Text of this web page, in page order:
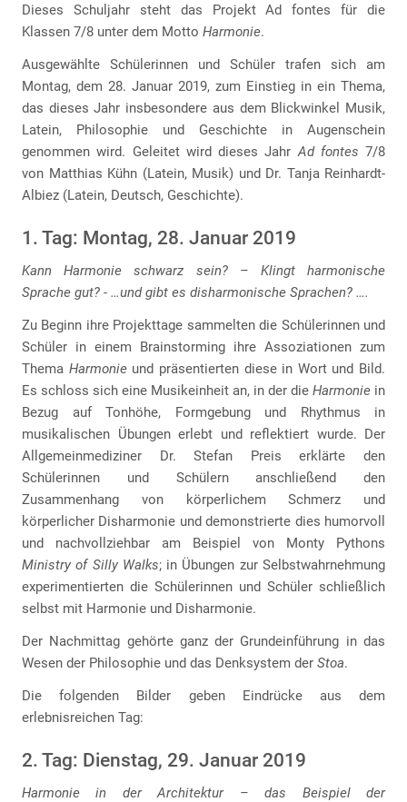
Dieses Schuljahr steht das Projekt Ad fontes für die
Klassen 7/8 unter dem Motto Harmonie.
Ausgewählte Schülerinnen und Schüler trafen sich am
Montag, dem 28. Januar 2019, zum Einstieg in ein Thema,
das dieses Jahr insbesondere aus dem Blickwinkel Musik,
Latein, Philosophie und Geschichte in Augenschein
genommen wird. Geleitet wird dieses JahrAd fontes 7/8
von Matthias Kühn (Latein, Musik) und Dr. Tanja Reinhardt-
Albiez (Latein, Deutsch, Geschichte).
1. Tag: Montag, 28. Januar 2019
Kann Harmonie schwarz sein? – Klingt harmonische
Sprache gut? - …und gibt es disharmonische Sprachen? ….
Zu Beginn ihre Projekttage sammelten die Schülerinnen und
Schüler in einem Brainstorming ihre Assoziationen zum
Thema Harmonieund präsentierten diese in Wort und Bild.
Es schloss sich eine Musikeinheit an, in der die Harmonie in
Bezug auf Tonhöhe, Formgebung und Rhythmus in
musikalischen Übungen erlebt und reflektiert wurde. Der
Allgemeinmediziner Dr. Stefan Preis erklärte den
Schülerinnen und Schülern anschließend den
Zusammenhang von körperlichem Schmerz und
körperlicher Disharmonie und demonstrierte dies humorvoll
und nachvollziehbar am Beispiel von Monty Pythons
Ministry of Silly Walks; in Übungen zur Selbstwahrnehmung
experimentierten die Schülerinnen und Schüler schließlich
selbst mit Harmonie und Disharmonie.
Der Nachmittag gehörte ganz der Grundeinführung in das
Wesen der Philosophie und das Denksystem der Stoa.
Die folgenden Bilder geben Eindrücke aus dem
erlebnisreichen Tag:
2. Tag: Dienstag, 29. Januar 2019
Harmonie in der Architektur – das Beispiel der